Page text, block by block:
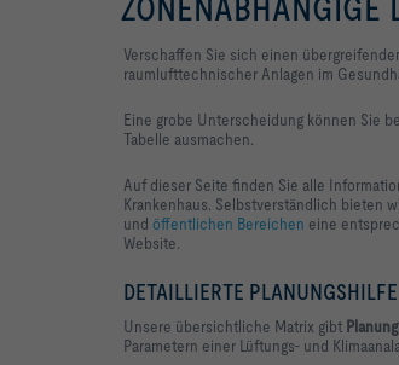
ZONENABHÄNGIGE
Verschaffen Sie sich einen
raumlufttechnischer Anlagen im
Eine grobe Unterscheidung können Sie
Tabelle ausmachen.
Auf dieser Seite finden Sie alle
Krankenhaus. Selbstverständlich bieten
und öffentlichen Bereichen eine
Website.
DETAILLIERTE PLANUNGSHILFE
Unsere übersichtliche Matrix gibt
Parametern einer Lüftungs- und